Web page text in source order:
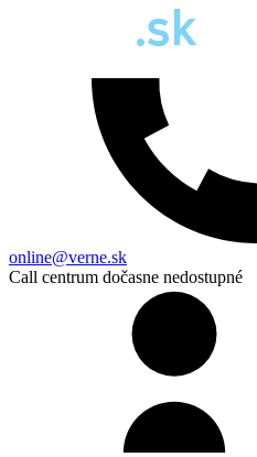
online@verne.sk
Call centrum dočasne nedostupné